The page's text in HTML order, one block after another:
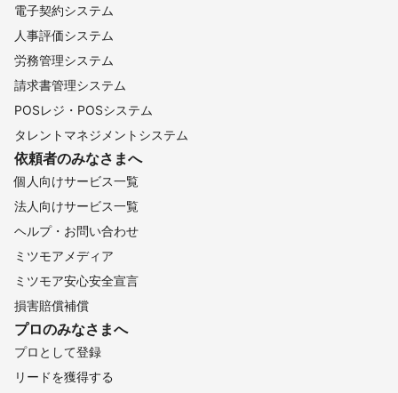
電子契約システム
人事評価システム
労務管理システム
請求書管理システム
POSレジ・POSシステム
タレントマネジメントシステム
依頼者のみなさまへ
個人向けサービス一覧
法人向けサービス一覧
ヘルプ・お問い合わせ
ミツモアメディア
ミツモア安心安全宣言
損害賠償補償
プロのみなさまへ
プロとして登録
リードを獲得する